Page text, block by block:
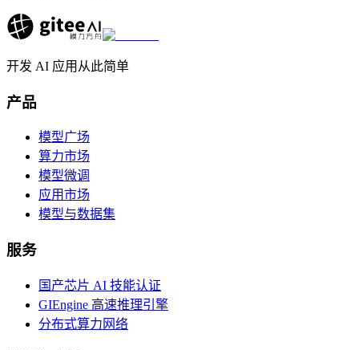
开发 AI 应用从此简单
产品
模型广场
算力市场
模型微调
应用市场
模型与数据集
服务
国产芯片 AI 技能认证
GIEngine 高速推理引擎
分布式算力网络